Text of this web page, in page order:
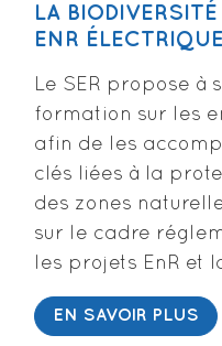
LA
ENR
Le SER propose à
formation sur les
afin de les
clés liées à la
des zones
sur le cadre
les projets EnR et
EN SAVOIR PLUS